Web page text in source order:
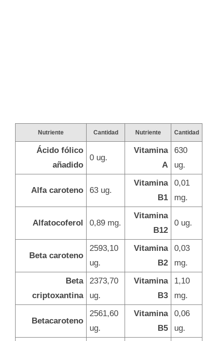
Nutriente Cantidad Nutriente Cantidad
Ácido fólico
añadido
0 ug.
Vitamina
A
630
ug.
Alfa caroteno 63 ug.
Vitamina
B1
0,01
mg.
Alfatocoferol 0,89 mg.
Vitamina
B12
0 ug.
Beta caroteno
2593,10
ug.
Vitamina
B2
0,03
mg.
Beta
criptoxantina
2373,70
ug.
Vitamina
B3
1,10
mg.
Betacaroteno
2561,60
ug.
Vitamina
B5
0,06
ug.